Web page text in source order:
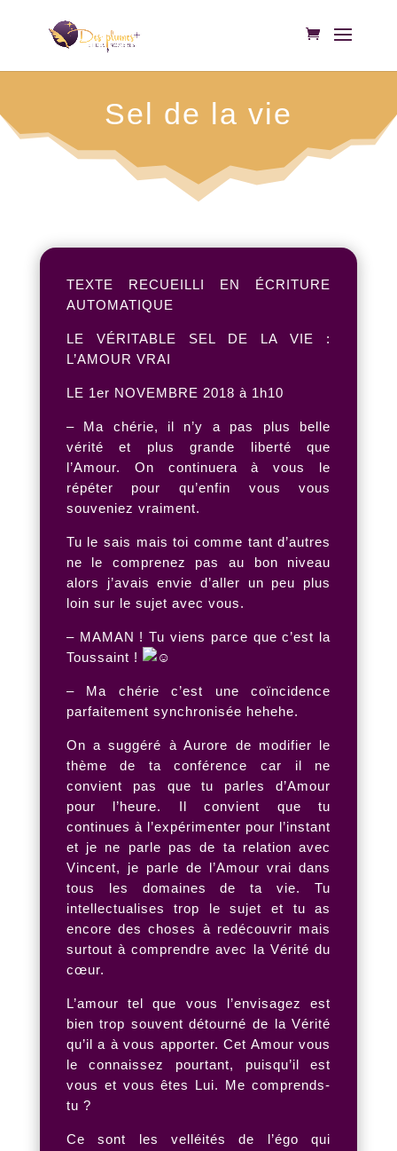
Sel de la vie
TEXTE RECUEILLI EN ÉCRITURE
AUTOMATIQUE
LE VÉRITABLE SEL DE LA VIE :
L’AMOUR VRAI
LE 1er NOVEMBRE 2018 à 1h10
– Ma chérie, il n’y a pas plus belle
vérité et plus grande liberté que
l’Amour. On continuera à vous le
répéter pour qu’enfin vous vous
souveniez vraiment.
Tu le sais mais toi comme tant d’autres
ne le comprenez pas au bon niveau
alors j’avais envie d’aller un peu plus
loin sur le sujet avec vous.
– MAMAN ! Tu viens parce que c’est la
Toussaint !
– Ma chérie c’est une coïncidence
parfaitement synchronisée hehehe.
On a suggéré à Aurore de modifier le
thème de ta conférence car il ne
convient pas que tu parles d’Amour
pour l’heure. Il convient que tu
continues à l’expérimenter pour l’instant
et je ne parle pas de ta relation avec
Vincent, je parle de l’Amour vrai dans
tous les domaines de ta vie. Tu
intellectualises trop le sujet et tu as
encore des choses à redécouvrir mais
surtout à comprendre avec la Vérité du
cœur.
L’amour tel que vous l’envisagez est
bien trop souvent détourné de la Vérité
qu’il a à vous apporter. Cet Amour vous
le connaissez pourtant, puisqu’il est
vous et vous êtes Lui. Me comprends-
tu ?
Ce sont les velléités de l’égo qui